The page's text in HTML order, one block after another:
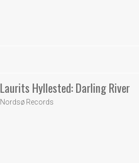
Laurits Hyllested: Darling River
Nordsø Records